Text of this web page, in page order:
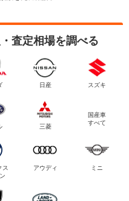
査定相場を調べる
日産 スズキ
三菱
国産車
すべて
ス
アウディ ミニ